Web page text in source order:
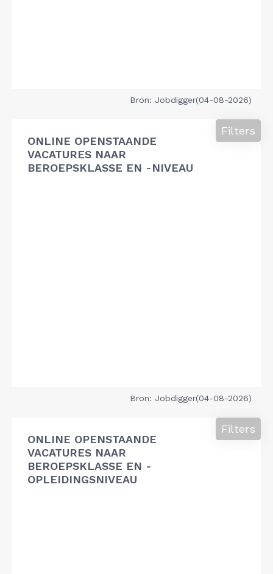
Bron: Jobdigger(04-08-2026)
ONLINE OPENSTAANDE
VACATURES NAAR
BEROEPSKLASSE EN -NIVEAU
Filters
Bron: Jobdigger(04-08-2026)
ONLINE OPENSTAANDE
VACATURES NAAR
BEROEPSKLASSE EN -
OPLEIDINGSNIVEAU
Filters